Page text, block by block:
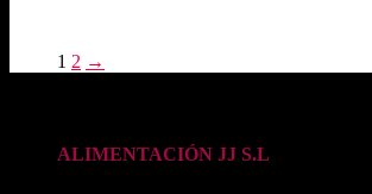
1 2 →
ALIMENTACIÓN JJ S.L